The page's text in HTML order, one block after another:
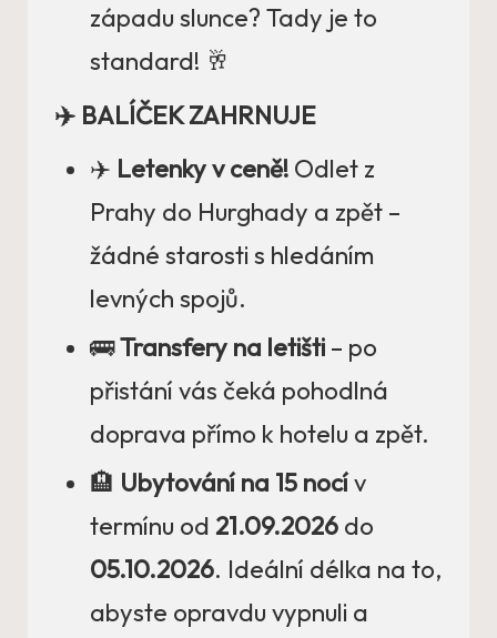
západu slunce? Tady je to
standard! 🥂
✈️ BALÍČEK ZAHRNUJE
✈️ Letenky v ceně! Odlet z
Prahy do Hurghady a zpět –
žádné starosti s hledáním
levných spojů.
🚌Transfery na letišti – po
přistání vás čeká pohodlná
doprava přímo k hotelu a zpět.
🏨 Ubytování na 15 nocív
termínu od 21.09.2026 do
05.10.2026. Ideální délka na to,
abyste opravdu vypnuli a